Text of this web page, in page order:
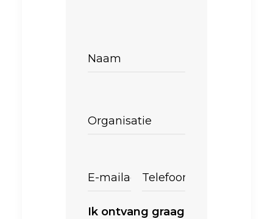
Ik ontvang graag